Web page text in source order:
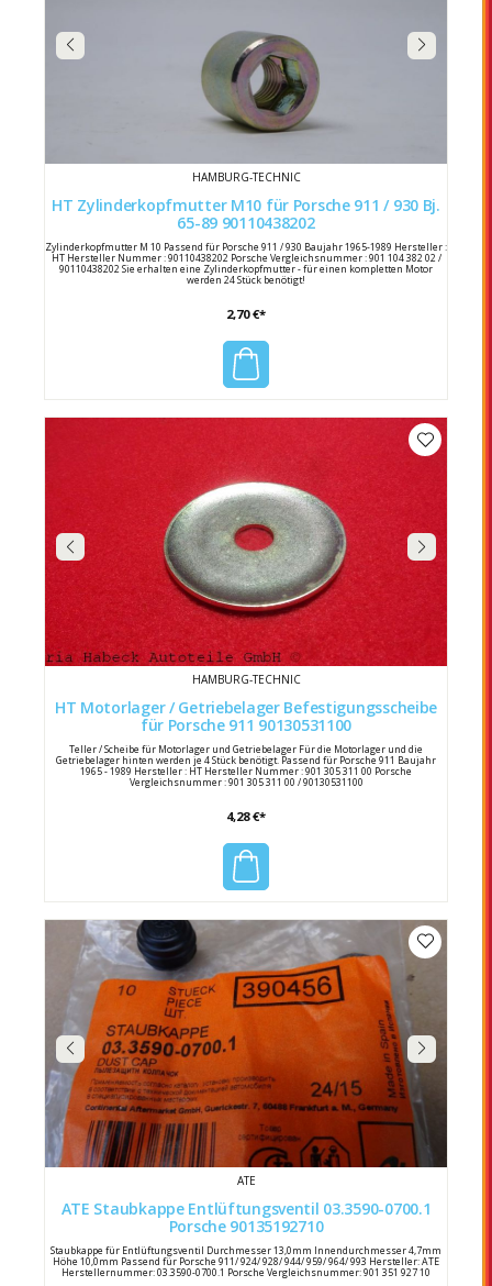
HAMBURG-TECHNIC
HT Zylinderkopfmutter M10 für Porsche 911 / 930 Bj.
65-89 90110438202
Zylinderkopfmutter M 10 Passend für Porsche 911 / 930 Baujahr 1965-1989 Hersteller :
HT Hersteller Nummer : 90110438202 Porsche Vergleichsnummer : 901 104 382 02 /
90110438202 Sie erhalten eine Zylinderkopfmutter - für einen kompletten Motor
werden 24 Stück benötigt!
2,70 €*
HAMBURG-TECHNIC
HT Motorlager / Getriebelager Befestigungsscheibe
für Porsche 911 90130531100
Teller / Scheibe für Motorlager und Getriebelager Für die Motorlager und die
Getriebelager hinten werden je 4 Stück benötigt. Passend für Porsche 911 Baujahr
1965 - 1989 Hersteller : HT Hersteller Nummer : 901 305 311 00 Porsche
Vergleichsnummer : 901 305 311 00 / 90130531100
4,28 €*
ATE
ATE Staubkappe Entlüftungsventil 03.3590-0700.1
Porsche 90135192710
Staubkappe für Entlüftungsventil Durchmesser 13,0mm Innendurchmesser 4,7mm
Höhe 10,0mm Passend für Porsche 911/ 924/ 928/ 944/ 959/ 964/ 993 Hersteller: ATE
Herstellernummer: 03.3590-0700.1 Porsche Vergleichsnummer: 901 351 927 10